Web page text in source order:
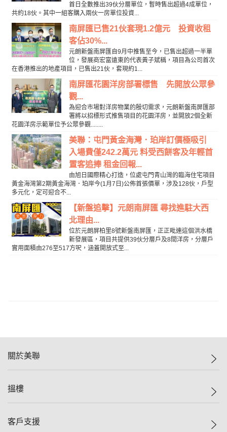
首日全數推出39伙分層單位，暫時售出超過4成單位，
共約18伙。其中一組客購入兩伙一房單位投資...
南屏匯已售21伙套現1.2億元 投資收租
客佔30%...
元朗新盤南屏匯自9月中推售至今，已售出超過一半單
位，發展商宏富遠東的代表黃子斌稱，項目為公司首次
在香港推出的地產項目，已售出21伙，套現約1...
南屏匯花園洋房部署標售 先開放公眾參
觀...
為迎合市場對洋房物業的殷切需求，元朗新盤南屏匯部
署將以招標形式推售項目的花園洋房，並開放2個全新
花園洋房示範單位予公眾參觀........
美聯：屯門黃金海灣．珀岸訂價極吸引
入場費僅242.2萬元 料受西餅客及年輕首
置客追捧 租金回報...
由旭日國際精心打造，位處屯門青山灣的臨海住宅項目
黃金海灣第2期黃金海灣．珀岸今(1月7日)公佈首張價單，涉及128伙，戶型
多元化，定可迎合不...
【新盤追擊】元朗南屏匯 尋找進駐大西
北理由...
位於元朗屏柏里8號新盤南屏匯，正正毗連這個洪水橋
新發展區，項目共提供39伙分層戶及8間洋房，分層戶
實用面積由276至517方呎，涵蓋開放式至...
關於美聯
美聯集團
人才招募
搵樓
一手新盤
客戶支援